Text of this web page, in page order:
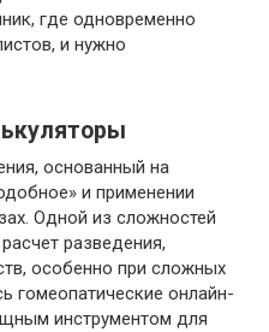
где одновременно
и нужно
основанный на
и применении
Одной из сложностей
разведения,
особенно при сложных
гомеопатические онлайн-
инструментом для